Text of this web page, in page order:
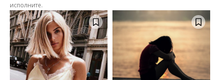
исполните.